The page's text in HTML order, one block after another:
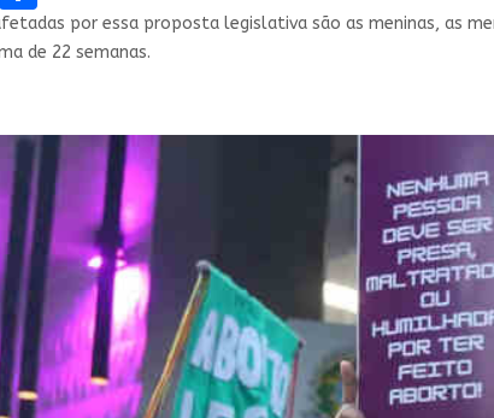
por essa proposta legislativa são as meninas, as
de 22 semanas.